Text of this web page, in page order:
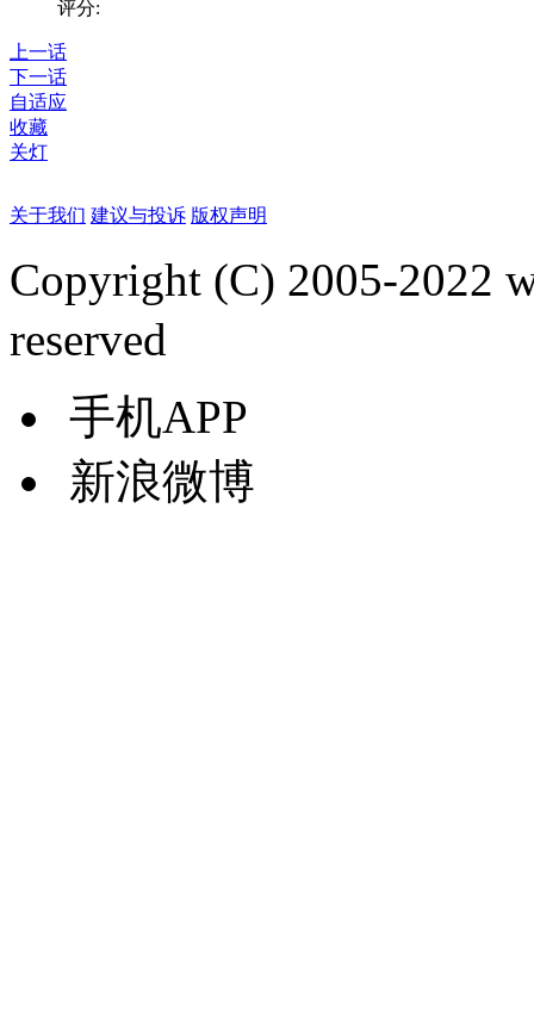
评分:
上一话
下一话
自适应
收藏
关灯
关于我们 建议与投诉 版权声明
Copyright (C) 2005-2022
reserved
手机APP
新浪微博